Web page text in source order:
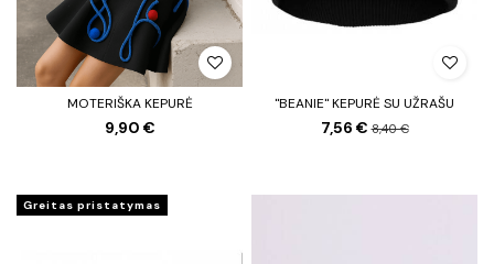
MOTERIŠKA KEPURĖ
9,90 €
"BEANIE" KEPURĖ SU UŽRAŠU
7,56 €8,40 €
Greitas pristatymas